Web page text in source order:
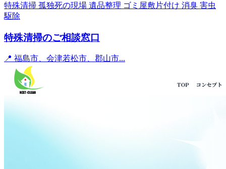
特殊清掃 孤独死の現場 遺品整理 ゴミ屋敷片付け 消臭 害虫
駆除
特殊清掃のご相談窓口
📍 福島市、会津若松市、郡山市...